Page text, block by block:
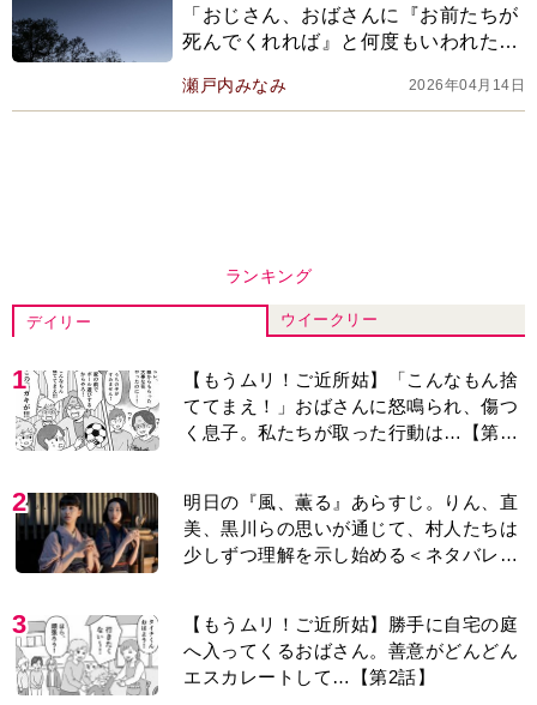
「おじさん、おばさんに『お前たちが
死んでくれれば』と何度もいわれた。
はひとの心まで変えてしまう」
瀬戸内みなみ 2026年04月14日
ランキング
デイリー ウイークリー
1
【もうムリ！ご近所姑】「こんなもん捨
ててまえ！」おばさんに怒鳴られ、傷つ
く息子。私たちが取った行動は…【第3
2
明日の『風、薫る』あらすじ。りん、直
美、黒川らの思いが通じて、村人たちは
少しずつ理解を示し始める＜ネタバレあ
3
【もうムリ！ご近所姑】勝手に自宅の庭
へ入ってくるおばさん。善意がどんどん
エスカレートして…【第2話】